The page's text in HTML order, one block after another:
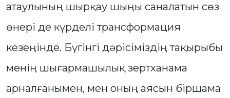
атаулының шырқау шыңы саналатын сөз
өнері де күрделі трансформация
кезеңінде. Бүгінгі дәрісіміздің тақырыбы
менің шығармашылық зертханама
арналғанымен, мен оның аясын біршама